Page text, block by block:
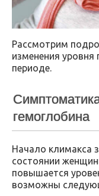
Рассмотрим
изменения уровня
периоде.
гемоглобина
Начало климакса
состоянии
повышается
возможны